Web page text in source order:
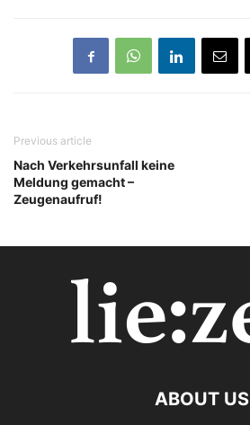
Previous article
Nach Verkehrsunfall keine
Meldung gemacht –
Zeugenaufruf!
ABOUT US